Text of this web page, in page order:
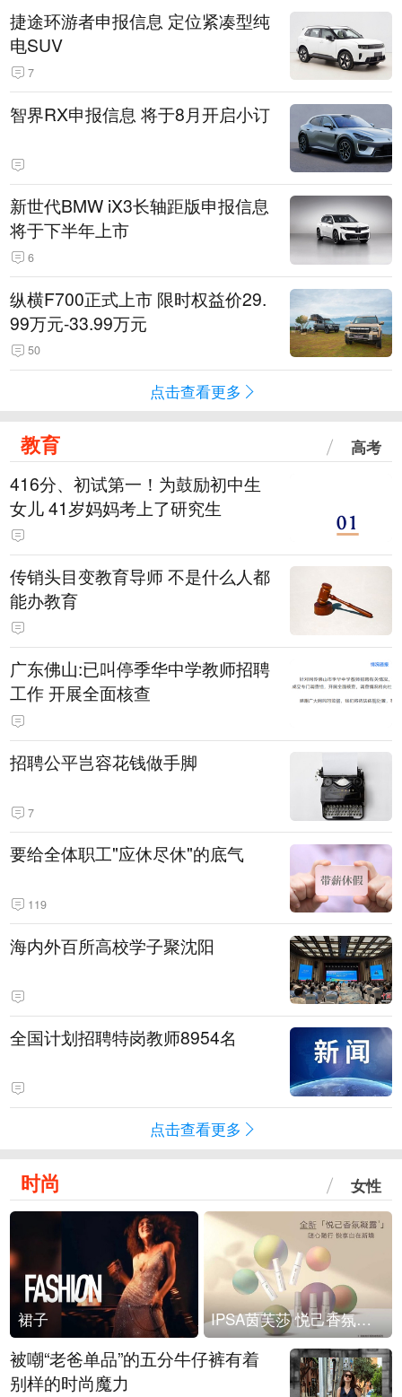
捷途环游者申报信息 定位紧凑型纯
电SUV
7
智界RX申报信息 将于8月开启小订
新世代BMW iX3长轴距版申报信息
将于下半年上市
6
纵横F700正式上市 限时权益价29.
99万元-33.99万元
50
点击查看更多
教育 高考
416分、初试第一！为鼓励初中生
女儿 41岁妈妈考上了研究生
传销头目变教育导师 不是什么人都
能办教育
广东佛山:已叫停季华中学教师招聘
工作 开展全面核查
招聘公平岂容花钱做手脚
7
要给全体职工"应休尽休"的底气
119
海内外百所高校学子聚沈阳
全国计划招聘特岗教师8954名
点击查看更多
时尚 女性
裙子 IPSA茵芙莎 悦己香氛凝露上市
被嘲“老爸单品”的五分牛仔裤有着
别样的时尚魔力